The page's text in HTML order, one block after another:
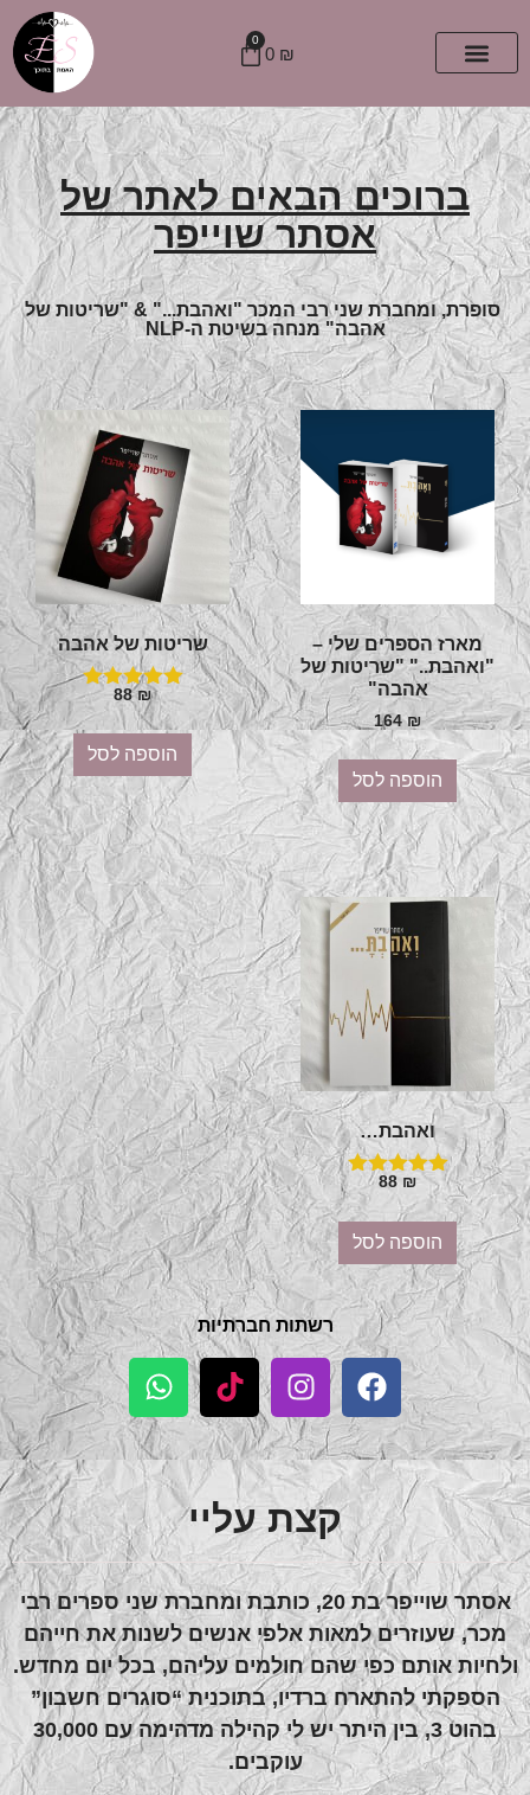
0 ₪
0
ברוכים הבאים לאתר של
אסתר שוייפר
סופרת, ומחברת שני רבי המכר "ואהבת..." & "שריטות של
אהבה" מנחה בשיטת ה-NLP
מארז הספרים שלי –
"ואהבת.." "שריטות של
אהבה"
164₪
הוספה לסל
שריטות של אהבה
דורג
5.00
מתוך 5
88₪
הוספה לסל
ואהבת…
דורג
5.00
מתוך 5
88 ₪
הוספה לסל
רשתות חברתיות
קצת עליי
אסתר שוייפר בת 20, כותבת ומחברת שני ספרים רבי
מכר, שעוזרים למאות אלפי אנשים לשנות את חייהם
ולחיות אותם כפי שהם חולמים עליהם, בכל יום מחדש.
הספקתי להתארח ברדיו, בתוכנית “סוגרים חשבון”
בהוט 3, בין היתר יש לי קהילה מדהימה עם 30,000
עוקבים.